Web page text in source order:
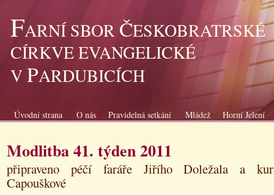
FARNÍ SBOR ČESKOBRATRSKÉ
CÍRKVE EVANGELICKÉ
VPARDUBICÍCH
Úvodní strana O nás Pravidelná setkání Mládež Horní Jelení
Modlitba 41. týden 2011
připraveno péčí faráře Jiřího Doležala a
Capouškové